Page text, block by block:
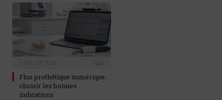
Flux prothétique numérique :
choisir les bonnes
indications